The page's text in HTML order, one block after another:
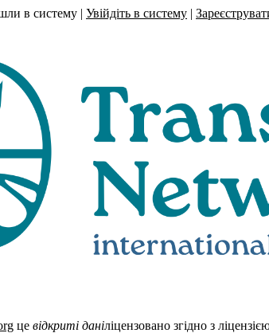
в систему | Увійдіть в систему |
це відкриті даніліцензовано згідно з